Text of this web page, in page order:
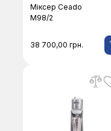
Міксер Ceado
M98/2
38 700,00грн.